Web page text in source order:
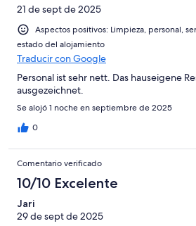
21 de sept de 2025
Aspectos positivos: Limpieza, personal,
estado del alojamiento
Traducir con Google
Personal ist sehr nett. Das hauseigene
ausgezeichnet.
Se alojó 1 noche en septiembre de 2025
0
Comentario verificado
10/10 Excelente
Jari
29 de sept de 2025